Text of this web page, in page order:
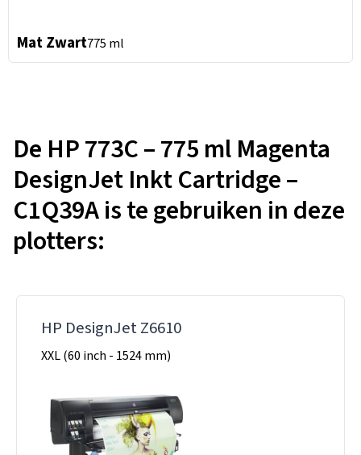
Mat Zwart775 ml
De HP 773C – 775 ml Magenta
DesignJet Inkt Cartridge –
C1Q39A is te gebruiken in deze
plotters:
HP DesignJet Z6610
XXL (60 inch - 1524 mm)